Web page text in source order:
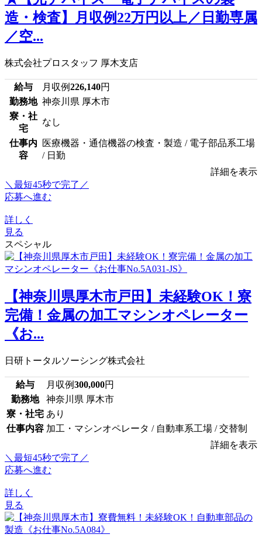
造・検査】月収例22万円以上／日勤専属
／空...
株式会社プロスタッフ 厚木支店
給与 月収例226,140円
勤務地 神奈川県 厚木市
寮・社
宅
なし
仕事内
容
医療機器・通信機器の検査・製造 / 電子部品系工場
/ 日勤
詳細を表示
＼最短45秒で完了／
応募へ進む
詳しく
見る
スペシャル
【神奈川県厚木市戸田】未経験OK！寮
完備！金属の加工マシンオペレーター
《お...
日研トータルソーシング株式会社
給与 月収例300,000円
勤務地
神奈川県 厚木市
寮・社宅 あり
仕事内容 加工・マシンオペレータ / 自動車系工場 / 交替制
詳細を表示
＼最短45秒で完了／
応募へ進む
詳しく
見る